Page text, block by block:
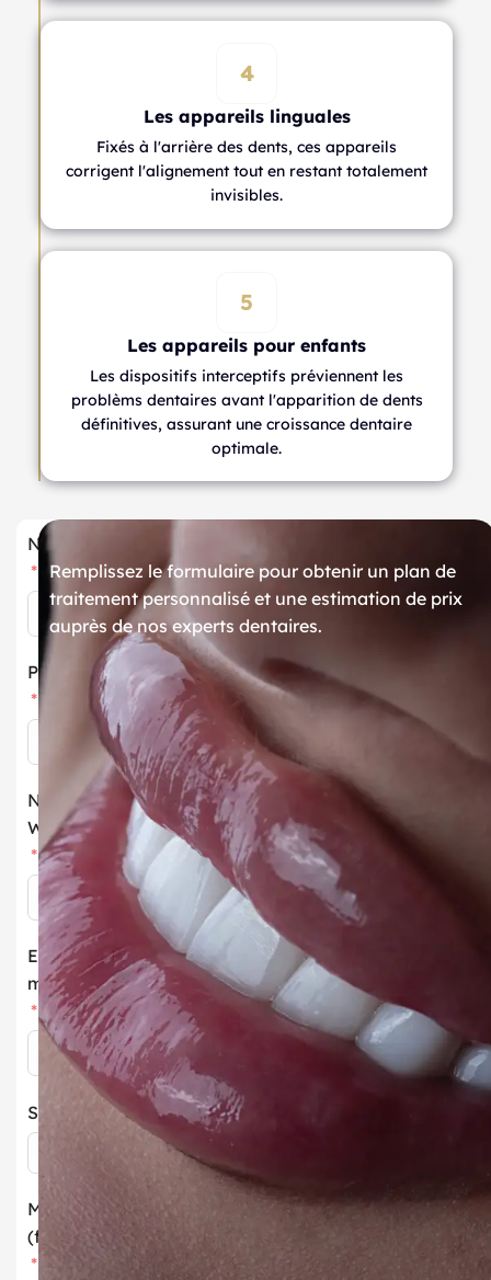
4
Les appareils linguales
Fixés à l'arrière des dents, ces appareils
corrigent l'alignement tout en restant totalement
invisibles.
5
Les appareils pour enfants
Les dispositifs interceptifs préviennent les
problèms dentaires avant l'apparition de dents
définitives, assurant une croissance dentaire
optimale.
Nom
Prénom
Numéro
Whatsapp
E-
mail
Services
Message
(facultatif)
Remplissez le formulaire pour obtenir un plan de
traitement personnalisé et une estimation de prix
auprès de nos experts dentaires.